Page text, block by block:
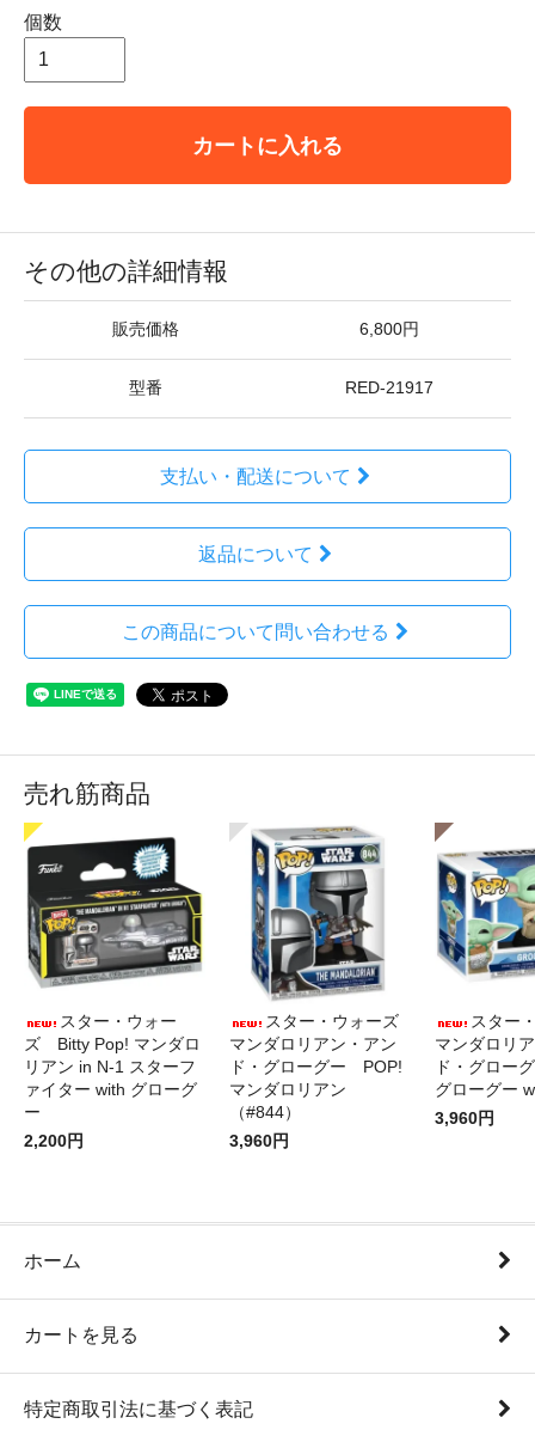
個数
カートに入れる
その他の詳細情報
販売価格 6,800円
型番 RED-21917
支払い・配送について
返品について
この商品について問い合わせる
売れ筋商品
スター・ウォー
ズ Bitty Pop! マンダロ
リアン in N-1 スターフ
ァイター with グローグ
ー
2,200円
スター・ウォーズ
マンダロリアン・アン
ド・グローグー POP!
マンダロリアン
（#844）
3,960円
スター
マンダロリ
ド・グロー
グローグー
3,960円
ホーム
カートを見る
特定商取引法に基づく表記